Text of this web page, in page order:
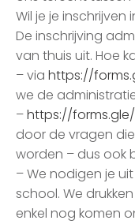
Wil je je inschrijven
De inschrijving
van thuis uit. Hoe
– via https://
we de
–https://forms.gle/
door de vragen
worden – dus ook
– We nodigen je
school. We
enkel nog komen